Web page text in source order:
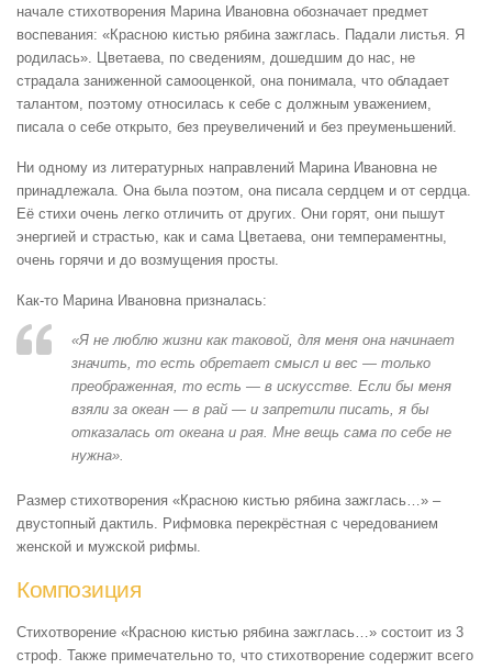
начале стихотворения Марина Ивановна обозначает предмет
воспевания: «Красною кистью рябина зажглась. Падали листья. Я
родилась». Цветаева, по сведениям, дошедшим до нас, не
страдала заниженной самооценкой, она понимала, что обладает
талантом, поэтому относилась к себе с должным уважением,
писала о себе открыто, без преувеличений и без преуменьшений.
Ни одному из литературных направлений Марина Ивановна не
принадлежала. Она была поэтом, она писала сердцем и от сердца.
Её стихи очень легко отличить от других. Они горят, они пышут
энергией и страстью, как и сама Цветаева, они темпераментны,
очень горячи и до возмущения просты.
Как-то Марина Ивановна призналась:
«Я не люблю жизни как таковой, для меня она начинает
значить, то есть обретает смысл и вес — только
преображенная, то есть — в искусстве. Если бы меня
взяли за океан — в рай — и запретили писать, я бы
отказалась от океана и рая. Мне вещь сама по себе не
нужна».
Размер стихотворения «Красною кистью рябина зажглась…» –
двустопный дактиль. Рифмовка перекрёстная с чередованием
женской и мужской рифмы.
Композиция
Стихотворение «Красною кистью рябина зажглась…» состоит из 3
строф. Также примечательно то, что стихотворение содержит всего